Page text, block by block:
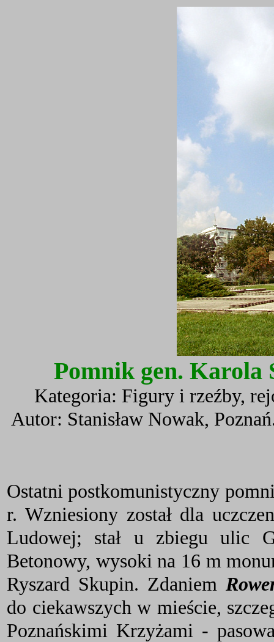
Pomnik gen. Karola
Kategoria: Figury i rzeźby,
Autor: Stanisław Nowak,
Ostatni postkomunistyczny
r. Wzniesiony został dla
Ludowej; stał u zbiegu ulic
Betonowy, wysoki na 16 m
Ryszard Skupin. Zdaniem
do ciekawszych w mieście,
Poznańskimi Krzyżami -